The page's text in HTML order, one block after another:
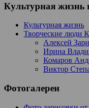
Культурная жизнь
Культурная жизнь
Творческие люди
Алексей
Ирина
Комаров
Виктор
Фотогалереи